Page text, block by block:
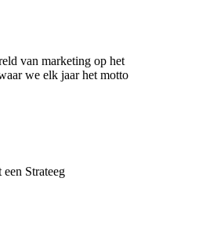
van marketing op het
we elk jaar het motto
Strateeg